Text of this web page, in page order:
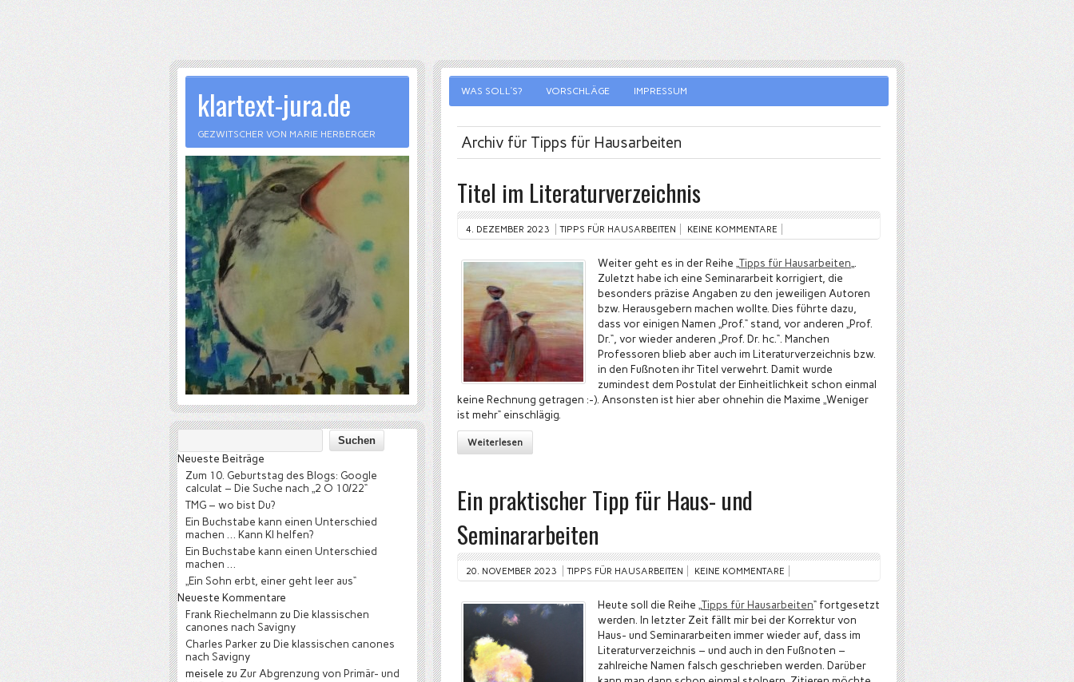
WAS SOLL’S? VORSCHLÄGE IMPRESSUM
Archiv für Tipps für Hausarbeiten
Titel im Literaturverzeichnis
4. DEZEMBER 2023 TIPPS FÜR HAUSARBEITEN KEINE KOMMENTARE
Weiter geht es in der Reihe „ Tipps für Hausarbeiten
Zuletzt habe ich eine Seminararbeit korrigiert, die
besonders präzise Angaben zu den jeweiligen Autoren
bzw. Herausgebern machen wollte. Dies führte dazu,
dass vor einigen Namen „Prof.“ stand, vor anderen „Prof.
Dr.“, vor wieder anderen „Prof. Dr. hc.“. Manchen
Professoren blieb aber auch im Literaturverzeichnis bzw.
in den Fußnoten ihr Titel verwehrt. Damit wurde
zumindest dem Postulat der Einheitlichkeit schon einmal
keine Rechnung getragen :-). Ansonsten ist hier aber ohnehin die Maxime „Weniger
ist mehr“ einschlägig.
Weiterlesen
Ein praktischer Tipp für Haus- und
Seminararbeiten
20. NOVEMBER 2023 TIPPS FÜR HAUSARBEITEN KEINE KOMMENTARE
Heute soll die Reihe „ Tipps für Hausarbeiten“ fortgesetzt
werden. In letzter Zeit fällt mir bei der Korrektur von
Haus- und Seminararbeiten immer wieder auf, dass im
Literaturverzeichnis – und auch in den Fußnoten –
zahlreiche Namen falsch geschrieben werden. Darüber
klartext-jura.de
GEZWITSCHER VON MARIE HERBERGER
Neueste Beiträge
Zum 10. Geburtstag des Blogs: Google
calculat – Die Suche nach „2 O 10/22“
TMG – wo bist Du?
Ein Buchstabe kann einen Unterschied
machen … Kann KI helfen?
Ein Buchstabe kann einen Unterschied
machen …
„Ein Sohn erbt, einer geht leer aus“
Neueste Kommentare
Frank Riechelmann zu Die klassischen
canones nach Savigny
Charles Parker zu Die klassischen canones
nach Savigny
meisele zu Zur Abgrenzung von Primär- und